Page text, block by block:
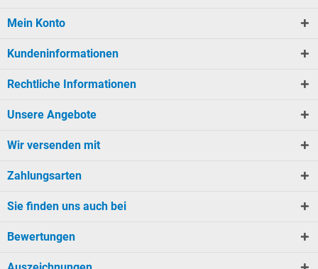
Mein Konto
Kundeninformationen
Rechtliche Informationen
Unsere Angebote
Wir versenden mit
Zahlungsarten
Sie finden uns auch bei
Bewertungen